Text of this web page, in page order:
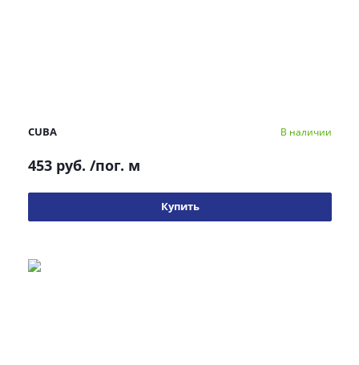
CUBA В наличии
453 руб. /пог. м
Купить